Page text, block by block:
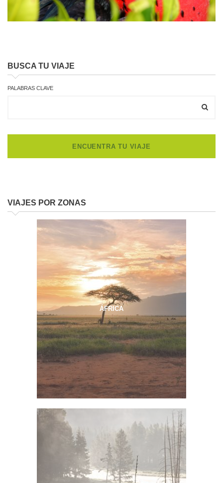
BUSCA TU VIAJE
PALABRAS CLAVE
VIAJES POR ZONAS
ÁFRICA